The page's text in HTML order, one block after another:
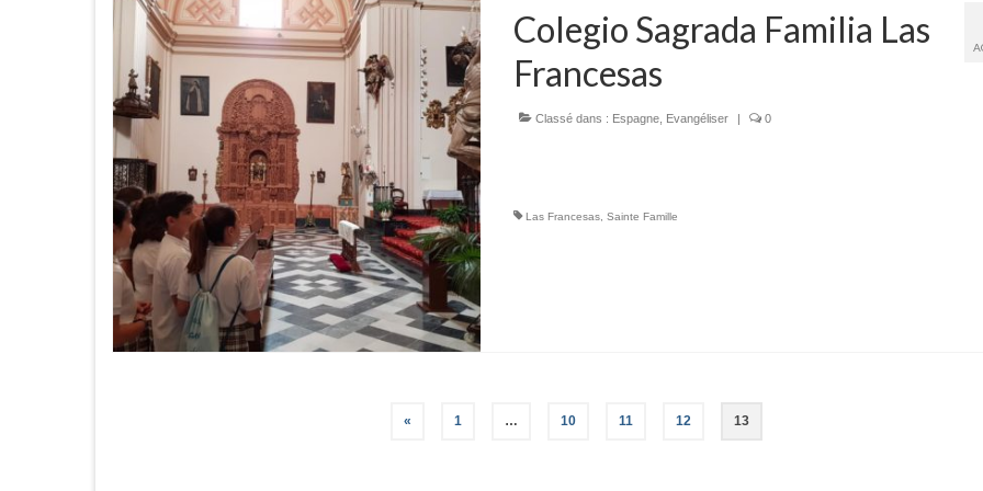
Colegio Sagrada Familia Las
Francesas
Classé dans : Espagne, Evangéliser | 0
Las Francesas, Sainte Famille
« 1 … 10 11 12 13